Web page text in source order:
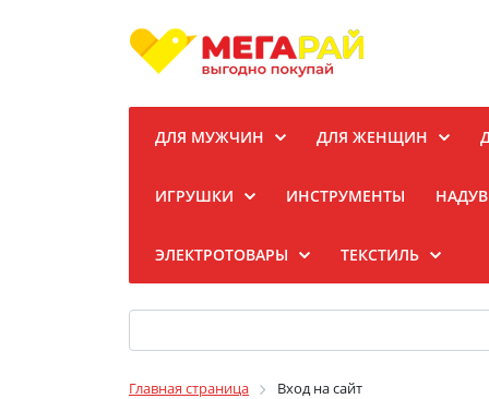
ДЛЯ МУЖЧИН ДЛЯ ЖЕНЩИН
ИГРУШКИ ИНСТРУМЕНТЫ
ЭЛЕКТРОТОВАРЫ ТЕКСТИЛЬ
Главная страница Вход на сайт